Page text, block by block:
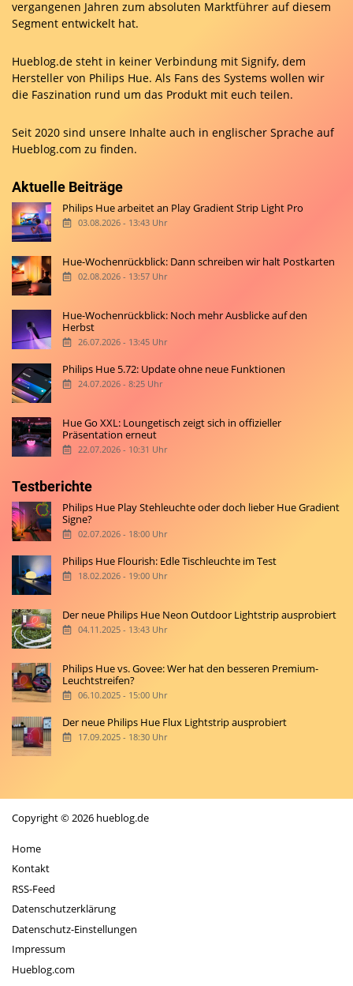
vergangenen Jahren zum absoluten Marktführer auf diesem
Segment entwickelt hat.
Hueblog.de steht in keiner Verbindung mit Signify, dem
Hersteller von Philips Hue. Als Fans des Systems wollen wir
die Faszination rund um das Produkt mit euch teilen.
Seit 2020 sind unsere Inhalte auch in englischer Sprache auf
Hueblog.com zu finden.
Aktuelle Beiträge
Philips Hue arbeitet an Play Gradient Strip Light Pro
03.08.2026 - 13:43 Uhr
Hue-Wochenrückblick: Dann schreiben wir halt Postkarten
02.08.2026 - 13:57 Uhr
Hue-Wochenrückblick: Noch mehr Ausblicke auf den
Herbst
26.07.2026 - 13:45 Uhr
Philips Hue 5.72: Update ohne neue Funktionen
24.07.2026 - 8:25 Uhr
Hue Go XXL: Loungetisch zeigt sich in offizieller
Präsentation erneut
22.07.2026 - 10:31 Uhr
Testberichte
Philips Hue Play Stehleuchte oder doch lieber Hue Gradient
Signe?
02.07.2026 - 18:00 Uhr
Philips Hue Flourish: Edle Tischleuchte im Test
18.02.2026 - 19:00 Uhr
Der neue Philips Hue Neon Outdoor Lightstrip ausprobiert
04.11.2025 - 13:43 Uhr
Philips Hue vs. Govee: Wer hat den besseren Premium-
Leuchtstreifen?
06.10.2025 - 15:00 Uhr
Der neue Philips Hue Flux Lightstrip ausprobiert
17.09.2025 - 18:30 Uhr
Copyright © 2026 hueblog.de
Home
Kontakt
RSS-Feed
Datenschutzerklärung
Datenschutz-Einstellungen
Impressum
Hueblog.com